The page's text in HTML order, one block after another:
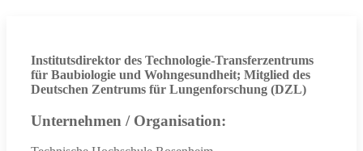
Institutsdirektor des Technologie-Transferzentrums
für Baubiologie und Wohngesundheit; Mitglied des
Deutschen Zentrums für Lungenforschung (DZL)
Unternehmen / Organisation: